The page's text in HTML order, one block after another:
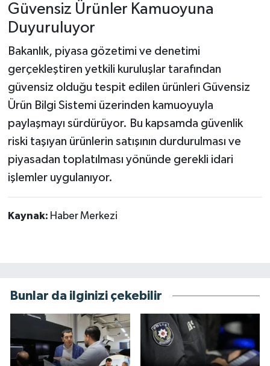
Güvensiz Ürünler Kamuoyuna
Duyuruluyor
Bakanlık, piyasa gözetimi ve denetimi
gerçekleştiren yetkili kuruluşlar tarafından
güvensiz olduğu tespit edilen ürünleri Güvensiz
Ürün Bilgi Sistemi üzerinden kamuoyuyla
paylaşmayı sürdürüyor. Bu kapsamda güvenlik
riski taşıyan ürünlerin satışının durdurulması ve
piyasadan toplatılması yönünde gerekli idari
işlemler uygulanıyor.
Kaynak: Haber Merkezi
Bunlar da ilginizi çekebilir